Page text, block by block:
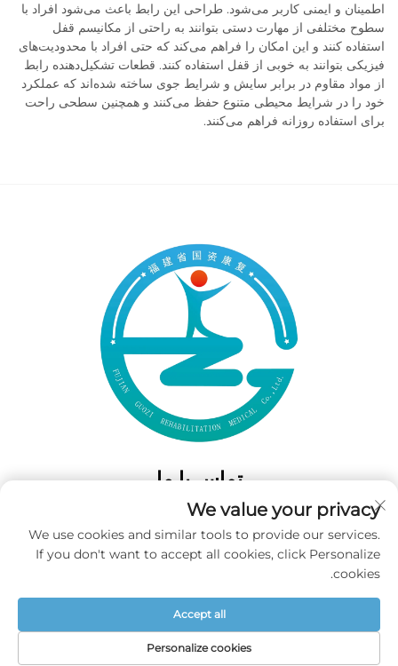
اطمینان و ایمنی کاربر می‌شود. طراحی این رابط باعث می‌شود افراد با
سطوح مختلفی از مهارت دستی بتوانند به راحتی از مکانیسم قفل
استفاده کنند و این امکان را فراهم می‌کند که حتی افراد با محدودیت‌های
فیزیکی بتوانند به خوبی از قفل استفاده کنند. قطعات تشکیل‌دهنده رابط
از مواد مقاوم در برابر سایش و شرایط جوی ساخته شده‌اند که عملکرد
خود را در شرایط محیطی متنوع حفظ می‌کنند و همچنین سطحی راحت
برای استفاده روزانه فراهم می‌کنند.
تماس با ما
Add: 50 Gaofeng South Lane، West GateFuzhou، Fujian، چین
تلفن:‎+86-19859128239‎
ایمیل:
است. تمامی حقوق محفوظ است. -سیاست حریم خصوصی
We value your privacy
We use cookies and similar tools to provide our services.
If you don't want to accept all cookies, click Personalize
cookies.
Personalize cookies
Accept all